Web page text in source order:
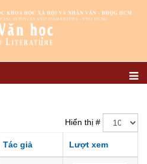
Hiển thị #
Tác giả Lượt xem